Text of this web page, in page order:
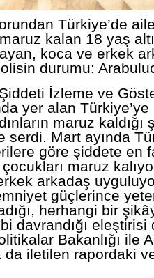
Türkiye’de
kalan 18 yaş
koca ve erkek
durumu:
İzleme ve
yer alan
maruz
serdi. Mart ayında
göre şiddete en
çocukları maruz
arkadaş
güçlerince
herhangi bir
davrandığı eleştirisi
Bakanlığı ile
da iletilen rapordaki